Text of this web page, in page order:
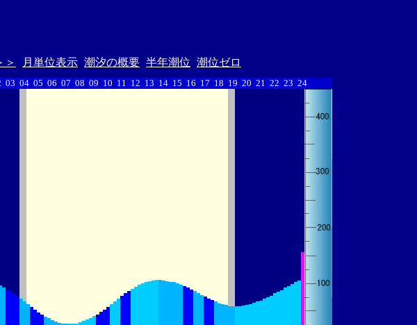
＞ 月単位表示 潮汐の概要 半年潮位 潮位ゼロ
03 04 05 06 07 08 09 10 11 12 13 14 15 16 17 18 19 20 21 22 23 24